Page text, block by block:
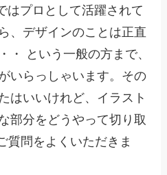
はプロとして活躍されて
、デザインのことは正直
・ という一般の方まで、
いらっしゃいます。その
はいいけれど、イラスト
部分をどうやって切り取
質問をよくいただきま